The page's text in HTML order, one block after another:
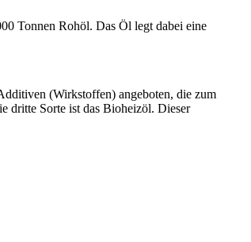
Tonnen Rohöl. Das Öl legt dabei eine
(Wirkstoffen) angeboten, die zum
dritte Sorte ist das Bioheizöl. Dieser